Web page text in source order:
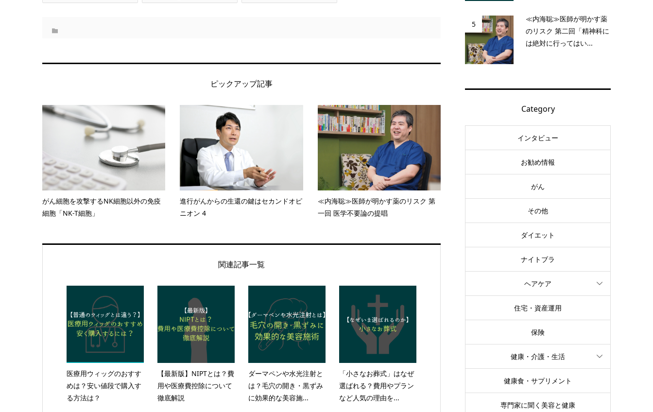
ピックアップ記事
がん細胞を攻撃するNK細胞以外の免疫
細胞「NK-T細胞」
進行がんからの生還の鍵はセカンドオピ
ニオン 4
≪内海聡≫医師が明かす薬のリスク 第
一回 医学不要論の提唱
関連記事一覧
医療用ウィッグのおすす
めは？安い値段で購入す
る方法は？
【最新版】NIPTとは？費
用や医療費控除について
徹底解説
ダーマペンや水光注射と
は？毛穴の開き・黒ずみ
に効果的な美容施...
「小さなお葬式」はなぜ
選ばれる？費用やプラン
など人気の理由を...
5
≪内海聡≫医師が明かす薬
のリスク 第二回「精神科に
は絶対に行ってはい...
Category
インタビュー
お勧め情報
がん
その他
ダイエット
ナイトブラ
ヘアケア
住宅・資産運用
保険
健康・介護・生活
健康食・サプリメント
専門家に聞く美容と健康